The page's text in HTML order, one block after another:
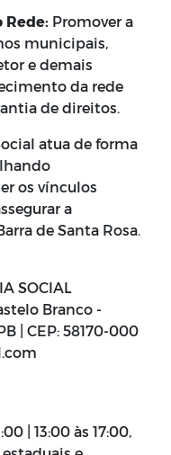
Rede: Promover a
municipais,
e demais
da rede
de direitos.
atua de forma
os vínculos
a
de Santa Rosa.
SOCIAL
Branco -
| CEP: 58170-000
| 13:00 às 17:00,